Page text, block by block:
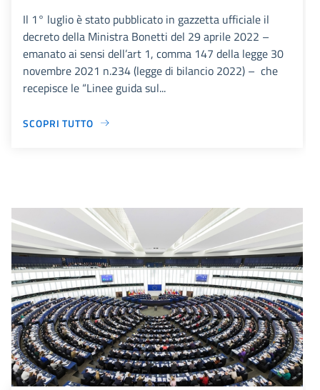
Il 1° luglio è stato pubblicato in gazzetta ufficiale il
decreto della Ministra Bonetti del 29 aprile 2022 –
emanato ai sensi dell’art 1, comma 147 della legge 30
novembre 2021 n.234 (legge di bilancio 2022) – che
recepisce le “Linee guida sul...
SCOPRI TUTTO